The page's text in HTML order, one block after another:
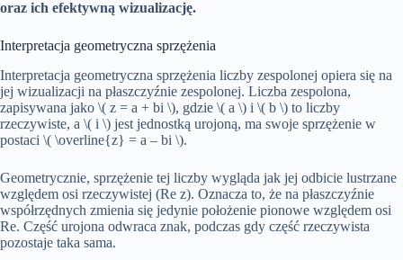
oraz ich efektywną wizualizację.
Interpretacja geometryczna sprzężenia
Interpretacja geometryczna sprzężenia liczby zespolonej opiera się na
jej wizualizacji na płaszczyźnie zespolonej. Liczba zespolona,
zapisywana jako \( z = a + bi \), gdzie \( a \) i \( b \) to liczby
rzeczywiste, a \( i \) jest jednostką urojoną, ma swoje sprzężenie w
postaci \( \overline{z} = a – bi \).
Geometrycznie, sprzężenie tej liczby wygląda jak jej odbicie lustrzane
względem osi rzeczywistej (Re z). Oznacza to, że na płaszczyźnie
współrzędnych zmienia się jedynie położenie pionowe względem osi
Re. Część urojona odwraca znak, podczas gdy część rzeczywista
pozostaje taka sama.